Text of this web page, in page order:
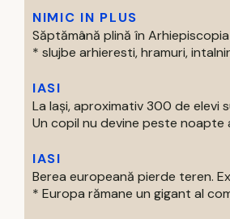
NIMIC IN PLUS
Săptămână plină în
* slujbe arhieresti, hramuri,
IASI
La Iași, aproximativ 300 de elevi
Un copil nu devine peste noapte
IASI
Berea europeană pierde teren.
* Europa rămane un gigant al